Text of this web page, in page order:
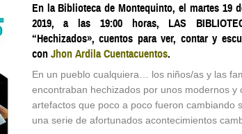
En la Biblioteca de Montequinto, el martes 19
2019, a las 19:00 horas, LAS
“Hechizados», cuentos para ver, contar y
conJhon Ardila Cuentacuentos.
En un pueblo cualquiera… los niños/as y las
encontraban hechizados por unos modernos y
artefactos que poco a poco fueron cambiando
una serie de afortunados acontecimientos